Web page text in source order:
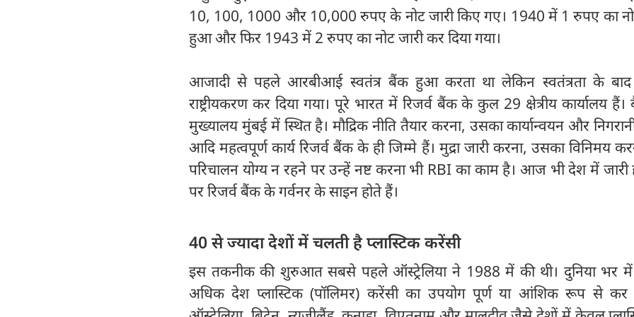
10, 100, 1000 और 10,000 रुपए के नोट जारी किए गए। 1940 में 1 रुपए का
हुआ और फिर 1943 में 2 रुपए का नोट जारी कर दिया गया।
आजादी से पहले आरबीआई स्वतंत्र बैंक हुआ करता था लेकिन स्वतंत्रता के
राष्ट्रीयकरण कर दिया गया। पूरे भारत में रिजर्व बैंक के कुल 29 क्षेत्रीय कार्यालय
मुख्यालय मुंबई में स्थित है। मौद्रिक नीति तैयार करना, उसका कार्यान्वयन और
आदि महत्वपूर्ण कार्य रिजर्व बैंक के ही जिम्मे हैं। मुद्रा जारी करना, उसका विनिमय
परिचालन योग्य न रहने पर उन्हें नष्ट करना भी RBI का काम है। आज भी देश में जारी
पर रिजर्व बैंक के गर्वनर के साइन होते हैं।
40 से ज्यादा देशों में चलती है प्लास्टिक करेंसी
इस तकनीक की शुरुआत सबसे पहले ऑस्ट्रेलिया ने 1988 में की थी। दुनिया भर
अधिक देश प्लास्टिक (पॉलिमर) करेंसी का उपयोग पूर्ण या आंशिक रूप से कर